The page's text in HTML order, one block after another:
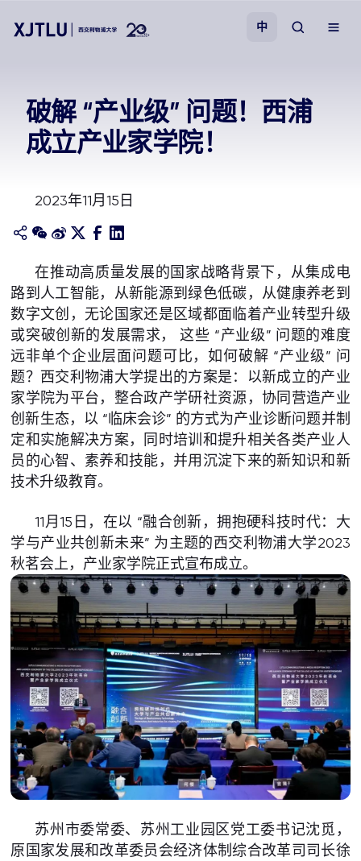
招生
学院
校园生活
关于我们
中
破解 “产业级” 问题！西浦
成立产业家学院！
2023年11月15日
在推动高质量发展的国家战略背景下，从集成电
路到人工智能，从新能源到绿色低碳，从健康养老到
数字文创，无论国家还是区域都面临着产业转型升级
或突破创新的发展需求， 这些 “产业级” 问题的难度
远非单个企业层面问题可比，如何破解 “产业级” 问
题？西交利物浦大学提出的方案是：以新成立的产业
家学院为平台，整合政产学研社资源，协同营造产业
创新生态，以 “临床会诊” 的方式为产业诊断问题并制
定和实施解决方案，同时培训和提升相关各类产业人
员的心智、素养和技能，并用沉淀下来的新知识和新
技术升级教育。
11月15日，在以 “融合创新，拥抱硬科技时代：大
学与产业共创新未来” 为主题的西交利物浦大学2023
秋茗会上，产业家学院正式宣布成立。
苏州市委常委、苏州工业园区党工委书记沈觅，
原国家发展和改革委员会经济体制综合改革司司长徐